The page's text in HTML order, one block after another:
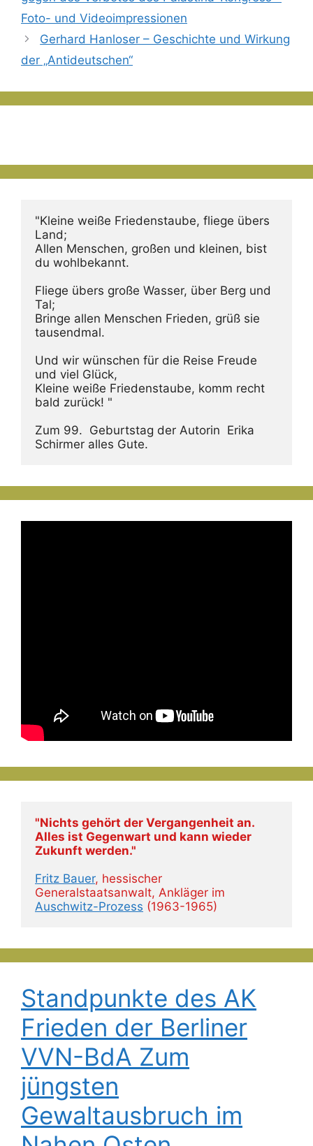
Foto- und Videoimpressionen
Gerhard Hanloser – Geschichte und Wirkung
der „Antideutschen“
"Kleine weiße Friedenstaube, fliege übers
Land;
Allen Menschen, großen und kleinen, bist
du wohlbekannt.
Fliege übers große Wasser, über Berg und
Tal;
Bringe allen Menschen Frieden, grüß sie
tausendmal.
Und wir wünschen für die Reise Freude
und viel Glück,
Kleine weiße Friedenstaube, komm recht
bald zurück! "
Zum 99.  Geburtstag der Autorin  Erika
Schirmer alles Gute.
"Nichts gehört der Vergangenheit an.
Alles ist Gegenwart und kann wieder
Zukunft werden."
Fritz Bauer, hessischer
Auschwitz-Prozess (1963-1965)
Standpunkte des AK
Frieden der Berliner
VVN-BdA Zum
jüngsten
Gewaltausbruch im